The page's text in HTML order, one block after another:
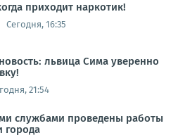
приходит наркотик!
Сегодня, 16:35
львица Сима уверенно
21:54
службами проведены работы
города